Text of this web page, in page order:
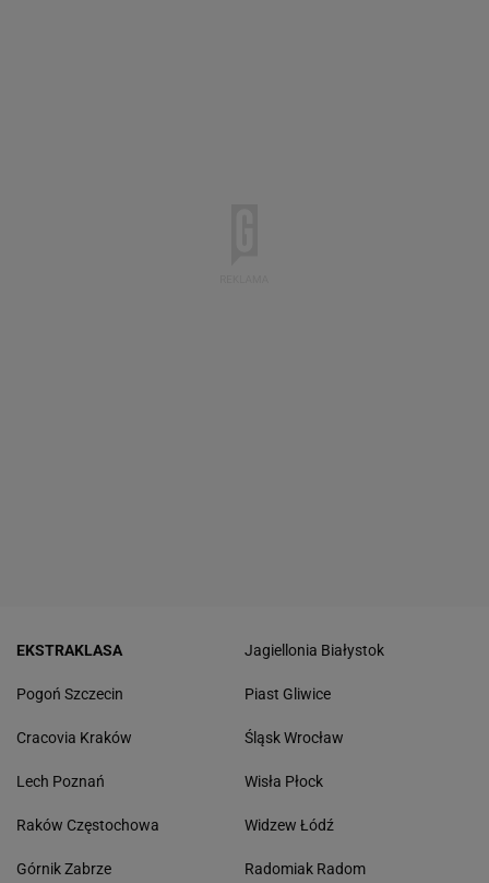
EKSTRAKLASA
Pogoń Szczecin
Cracovia Kraków
Lech Poznań
Raków Częstochowa
Górnik Zabrze
Jagiellonia Białystok
Piast Gliwice
Śląsk Wrocław
Wisła Płock
Widzew Łódź
Radomiak Radom